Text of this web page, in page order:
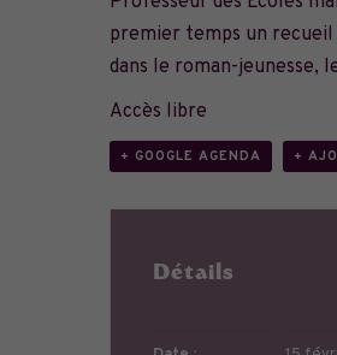
premier temps un recueil
dans le roman-jeunesse,
Accès libre
+ GOOGLE AGENDA +
Détails